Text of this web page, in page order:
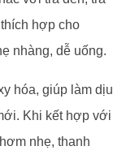
hợp cho
nhàng, dễ uống.
hóa, giúp làm dịu
Khi kết hợp với
nhẹ, thanh